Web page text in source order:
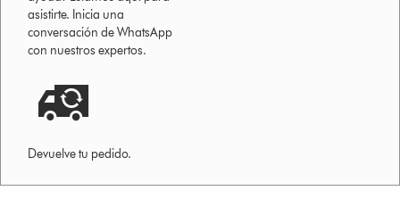
asistirte. Inicia una
conversación de WhatsApp
con nuestros expertos.
Devuelve tu pedido.